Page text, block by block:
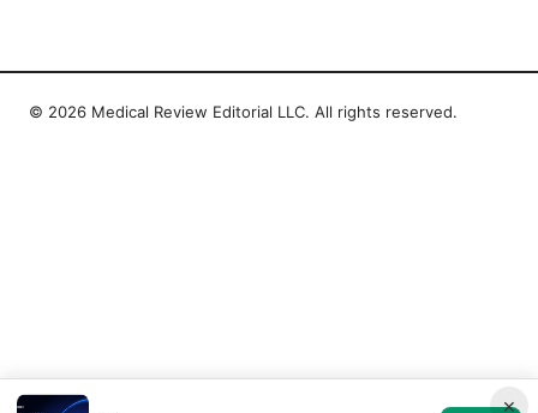
×
© 2026 Medical Review Editorial LLC. All rights reserved.